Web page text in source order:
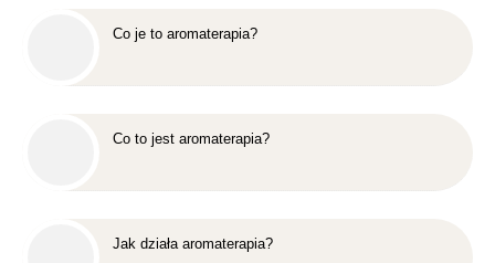
Co je to aromaterapia?
Co to jest aromaterapia?
Jak działa aromaterapia?